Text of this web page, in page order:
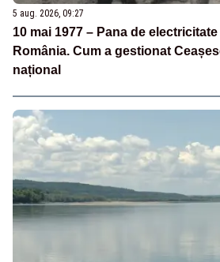
5 aug. 2026, 09:27
10 mai 1977 – Pana de
România. Cum a gestionat
național